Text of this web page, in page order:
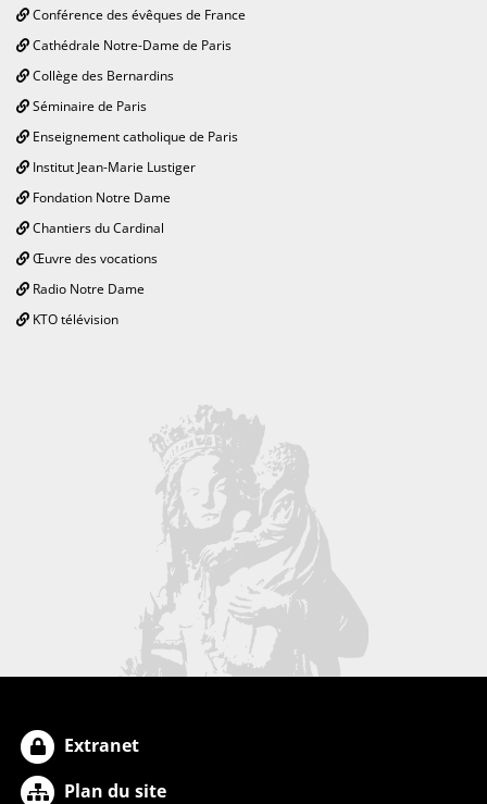
Conférence des évêques de France
Cathédrale Notre-Dame de Paris
Collège des Bernardins
Séminaire de Paris
Enseignement catholique de Paris
Institut Jean-Marie Lustiger
Fondation Notre Dame
Chantiers du Cardinal
Œuvre des vocations
Radio Notre Dame
KTO télévision
Extranet
Plan du site